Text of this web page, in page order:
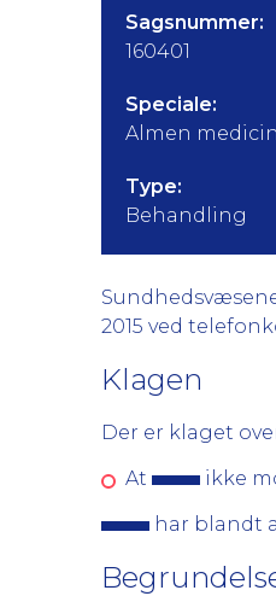
Sagsnummer:
160401
Speciale:
Almen
Type:
Behandling
2015 ved
Klagen
Der er klaget
At
ikke
har blandt